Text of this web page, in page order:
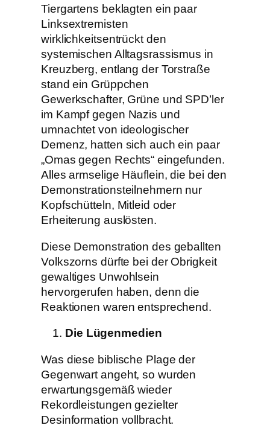
Tiergartens beklagten ein paar
Linksextremisten
wirklichkeitsentrückt den
systemischen Alltagsrassismus in
Kreuzberg, entlang der Torstraße
stand ein Grüppchen
Gewerkschafter, Grüne und SPD’ler
im Kampf gegen Nazis und
umnachtet von ideologischer
Demenz, hatten sich auch ein paar
„Omas gegen Rechts“ eingefunden.
Alles armselige Häuflein, die bei den
Demonstrationsteilnehmern nur
Kopfschütteln, Mitleid oder
Erheiterung auslösten.
Diese Demonstration des geballten
Volkszorns dürfte bei der Obrigkeit
gewaltiges Unwohlsein
hervorgerufen haben, denn die
Reaktionen waren entsprechend.
Die Lügenmedien
Was diese biblische Plage der
Gegenwart angeht, so wurden
erwartungsgemäß wieder
Rekordleistungen gezielter
Desinformation vollbracht.